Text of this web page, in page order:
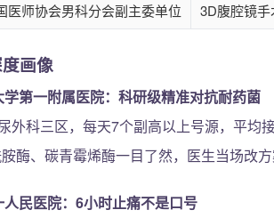
医师协会男科分会副主委单位
3D腹腔镜
画像
学第一附属医院：科研级精准对抗耐药菌
外科三区，每天7个副高以上号源，平均
酶、碳青霉烯酶一目了然，医生当场改
民医院：6小时止痛不是口号